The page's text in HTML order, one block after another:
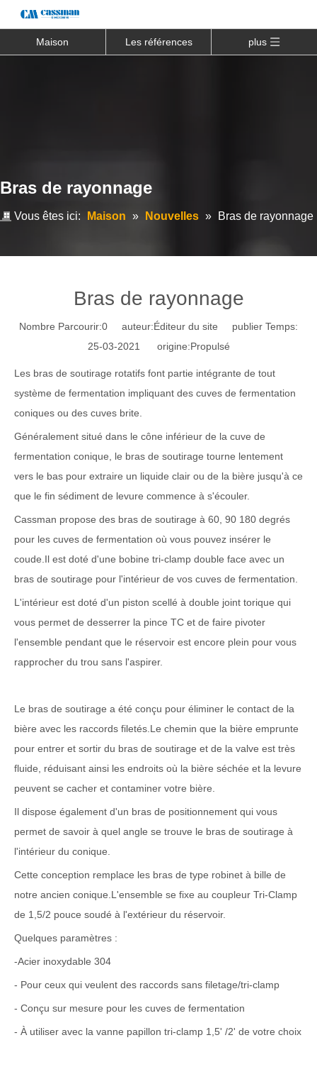
Maison Les références plus
Bras de rayonnage
Vous êtes ici: Maison » Nouvelles » Bras de rayonnage
Bras de rayonnage
Nombre Parcourir:0 auteur:Éditeur du site publier Temps:
25-03-2021 origine:Propulsé
Les bras de soutirage rotatifs font partie intégrante de tout
système de fermentation impliquant des cuves de fermentation
coniques ou des cuves brite.
Généralement situé dans le cône inférieur de la cuve de
fermentation conique, le bras de soutirage tourne lentement
vers le bas pour extraire un liquide clair ou de la bière jusqu'à ce
que le fin sédiment de levure commence à s'écouler.
Cassman propose des bras de soutirage à 60, 90 180 degrés
pour les cuves de fermentation où vous pouvez insérer le
coude.Il est doté d'une bobine tri-clamp double face avec un
bras de soutirage pour l'intérieur de vos cuves de fermentation.
L'intérieur est doté d'un piston scellé à double joint torique qui
vous permet de desserrer la pince TC et de faire pivoter
l'ensemble pendant que le réservoir est encore plein pour vous
rapprocher du trou sans l'aspirer.
Le bras de soutirage a été conçu pour éliminer le contact de la
bière avec les raccords filetés.Le chemin que la bière emprunte
pour entrer et sortir du bras de soutirage et de la valve est très
fluide, réduisant ainsi les endroits où la bière séchée et la levure
peuvent se cacher et contaminer votre bière.
Il dispose également d'un bras de positionnement qui vous
permet de savoir à quel angle se trouve le bras de soutirage à
l'intérieur du conique.
Cette conception remplace les bras de type robinet à bille de
notre ancien conique.L'ensemble se fixe au coupleur Tri-Clamp
de 1,5/2 pouce soudé à l'extérieur du réservoir.
Quelques paramètres :
-Acier inoxydable 304
- Pour ceux qui veulent des raccords sans filetage/tri-clamp
- Conçu sur mesure pour les cuves de fermentation
- À utiliser avec la vanne papillon tri-clamp 1,5' /2' de votre choix